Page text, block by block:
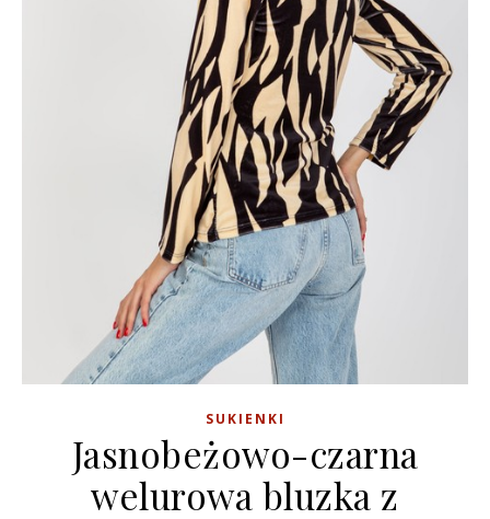
SUKIENKI
Jasnobeżowo-czarna
welurowa bluzka z